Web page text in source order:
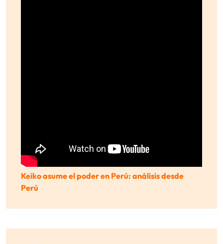
Keiko asume el poder en Perú: análisis desde
Perú